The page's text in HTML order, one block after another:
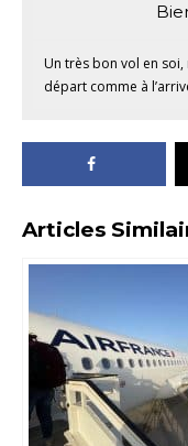
Un très bon vol en soi,
départ comme à
Articles